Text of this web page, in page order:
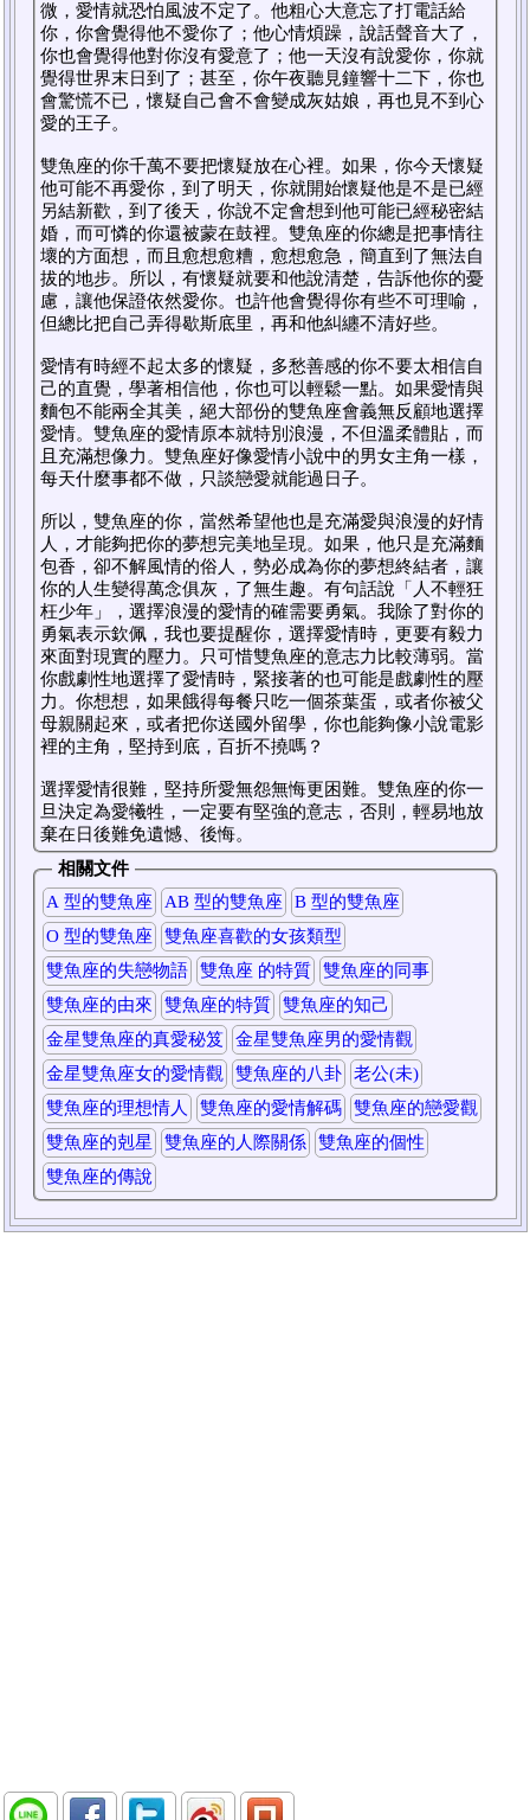
微，愛情就恐怕風波不定了。他粗心大意忘了打電話給
你，你會覺得他不愛你了；他心情煩躁，說話聲音大了，
你也會覺得他對你沒有愛意了；他一天沒有說愛你，你就
覺得世界末日到了；甚至，你午夜聽見鐘響十二下，你也
會驚慌不已，懷疑自己會不會變成灰姑娘，再也見不到心
愛的王子。
雙魚座的你千萬不要把懷疑放在心裡。如果，你今天懷疑
他可能不再愛你，到了明天，你就開始懷疑他是不是已經
另結新歡，到了後天，你說不定會想到他可能已經秘密結
婚，而可憐的你還被蒙在鼓裡。雙魚座的你總是把事情往
壞的方面想，而且愈想愈糟，愈想愈急，簡直到了無法自
拔的地步。所以，有懷疑就要和他說清楚，告訴他你的憂
慮，讓他保證依然愛你。也許他會覺得你有些不可理喻，
但總比把自己弄得歇斯底里，再和他糾纏不清好些。
愛情有時經不起太多的懷疑，多愁善感的你不要太相信自
己的直覺，學著相信他，你也可以輕鬆一點。如果愛情與
麵包不能兩全其美，絕大部份的雙魚座會義無反顧地選擇
愛情。雙魚座的愛情原本就特別浪漫，不但溫柔體貼，而
且充滿想像力。雙魚座好像愛情小說中的男女主角一樣，
每天什麼事都不做，只談戀愛就能過日子。
所以，雙魚座的你，當然希望他也是充滿愛與浪漫的好情
人，才能夠把你的夢想完美地呈現。如果，他只是充滿麵
包香，卻不解風情的俗人，勢必成為你的夢想終結者，讓
你的人生變得萬念俱灰，了無生趣。有句話說「人不輕狂
枉少年」，選擇浪漫的愛情的確需要勇氣。我除了對你的
勇氣表示欽佩，我也要提醒你，選擇愛情時，更要有毅力
來面對現實的壓力。只可惜雙魚座的意志力比較薄弱。當
你戲劇性地選擇了愛情時，緊接著的也可能是戲劇性的壓
力。你想想，如果餓得每餐只吃一個茶葉蛋，或者你被父
母親關起來，或者把你送國外留學，你也能夠像小說電影
裡的主角，堅持到底，百折不撓嗎？
選擇愛情很難，堅持所愛無怨無悔更困難。雙魚座的你一
旦決定為愛犧牲，一定要有堅強的意志，否則，輕易地放
棄在日後難免遺憾、後悔。
相關文件
A 型的雙魚座
AB 型的雙魚座
B 型的雙魚座
O 型的雙魚座
雙魚座喜歡的女孩類型
雙魚座的失戀物語
雙魚座 的特質
雙魚座的同事
雙魚座的由來
雙魚座的特質
雙魚座的知己
金星雙魚座的真愛秘笈
金星雙魚座男的愛情觀
金星雙魚座女的愛情觀
雙魚座的八卦
老公(未)
雙魚座的理想情人
雙魚座的愛情解碼
雙魚座的戀愛觀
雙魚座的剋星
雙魚座的人際關係
雙魚座的個性
雙魚座的傳說